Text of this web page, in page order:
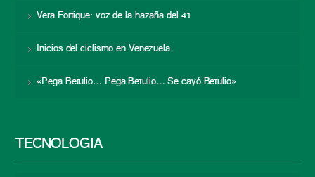
Vera Fortique: voz de la hazaña del 41
Inicios del ciclismo en Venezuela
«Pega Betulio… Pega Betulio… Se cayó Betulio»
TECNOLOGÍA